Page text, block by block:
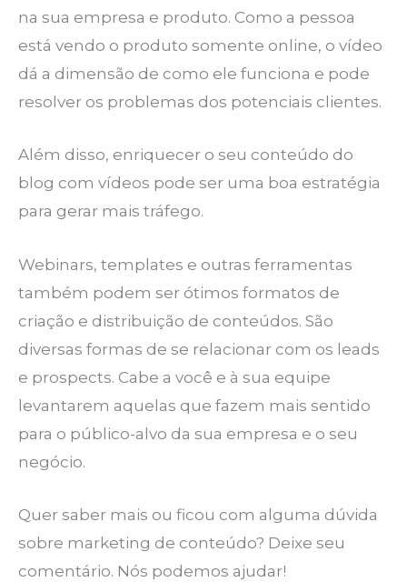
na sua empresa e produto. Como a pessoa
está vendo o produto somente online, o vídeo
dá a dimensão de como ele funciona e pode
resolver os problemas dos potenciais clientes.
Além disso, enriquecer o seu conteúdo do
blog com vídeos pode ser uma boa estratégia
para gerar mais tráfego.
Webinars, templates e outras ferramentas
também podem ser ótimos formatos de
criação e distribuição de conteúdos. São
diversas formas de se relacionar com os leads
e prospects. Cabe a você e à sua equipe
levantarem aquelas que fazem mais sentido
para o público-alvo da sua empresa e o seu
negócio.
Quer saber mais ou ficou com alguma dúvida
sobre marketing de conteúdo? Deixe seu
comentário. Nós podemos ajudar!